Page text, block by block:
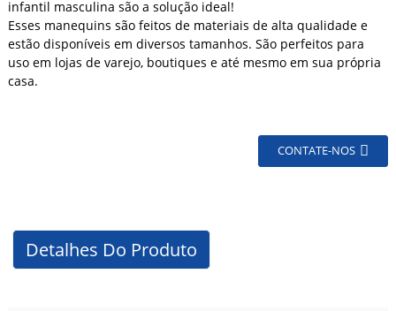
infantil masculina são a solução ideal!
Esses manequins são feitos de materiais de alta qualidade e
estão disponíveis em diversos tamanhos. São perfeitos para
uso em lojas de varejo, boutiques e até mesmo em sua própria
casa.
CONTATE-NOS
Detalhes Do Produto